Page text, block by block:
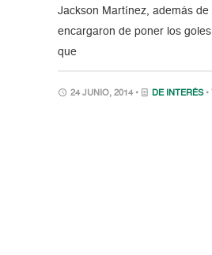
Jackson Martínez, además de
encargaron de poner los
que
24 JUNIO, 2014 • DE INTERÉS •